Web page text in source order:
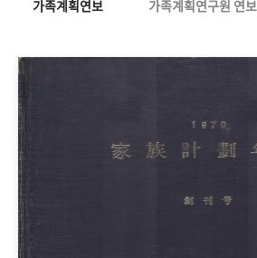
가족계획연보 가족계획연구원 연보